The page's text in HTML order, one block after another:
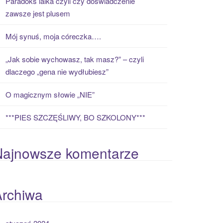
zawsze jest plusem
Mój synuś, moja córeczka….
„Jak sobie wychowasz, tak masz?” – czyli
dlaczego „gena nie wydłubiesz”
O magicznym słowie „NIE”
***PIES SZCZĘŚLIWY, BO SZKOLONY***
komentarze